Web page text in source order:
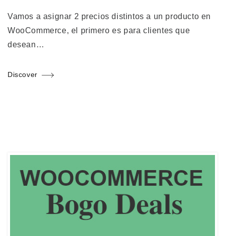
Vamos a asignar 2 precios distintos a un producto en
WooCommerce, el primero es para clientes que
desean…
Discover